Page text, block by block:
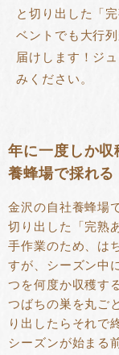
と切り出した「
ベントでも大行
届けします！ジ
みください。
年に一度しか
養蜂場で採れる
金沢の自社養蜂場
切り出した「完熟
手作業のため、は
すが、シーズン中
つを何度か収穫す
つばちの巣を丸ご
り出したらそれで
シーズンが始まる